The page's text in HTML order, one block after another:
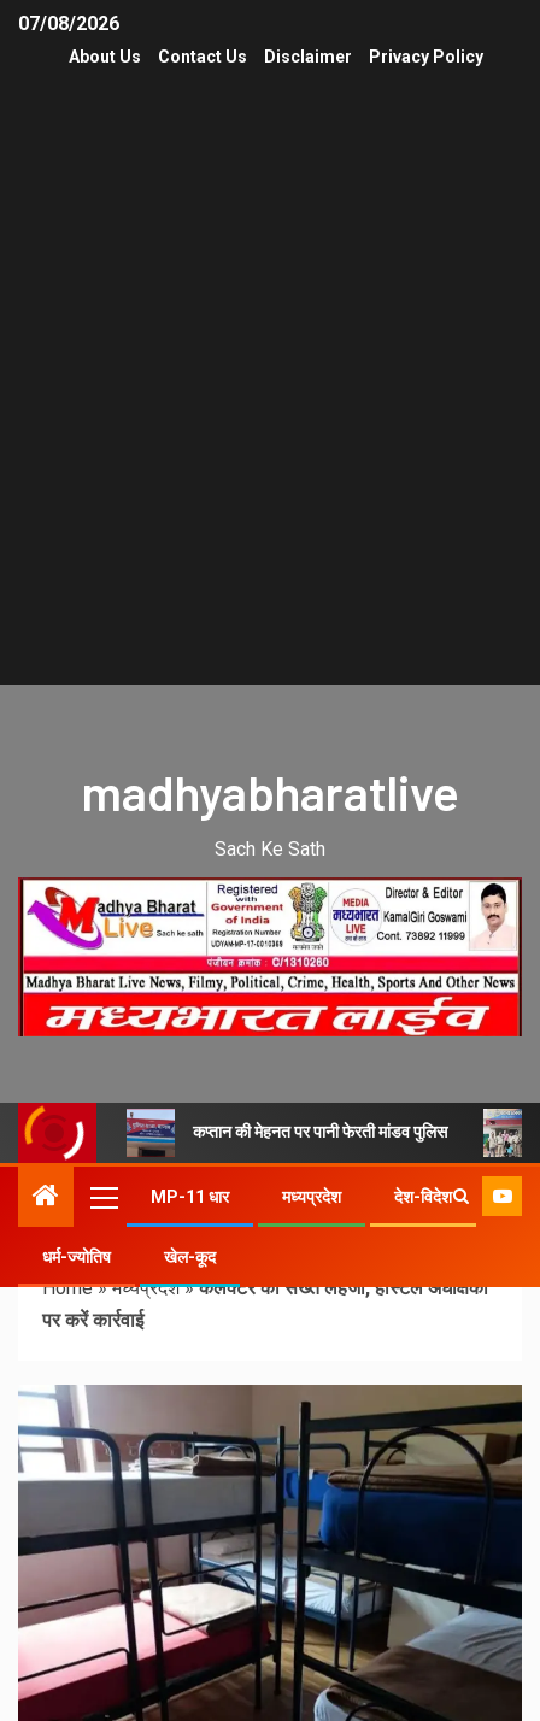
07/08/2026
About Us Contact Us Disclaimer Privacy Policy
madhyabharatlive
Sach Ke Sath
कप्तान की मेहनत पर पानी फेरती मांडव पुलिस
MP-11 धार मध्यप्रदेश देश-विदेश
धर्म-ज्योतिष खेल-कूद
Home»मध्यप्रदेश»कलेक्टर का सख्त लहजा, हॉस्टल अधीक्षकों
पर करें कार्रवाई